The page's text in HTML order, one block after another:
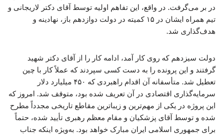
در بر می‌گرفت. در واقع، این تفاهم اولیه توسط آقای دکتر لاریجانی و
تیم همراه ایشان در ۱۵ کمیته در دولت دوازدهم باز، نهادینه و
هدف‌گذاری شد.
دولت سیزدهم که روی کار آمد، ادامه کار را از آقای دکتر شهید
گرفتند و این پرونده را به دست کسی سپردند که عملاً کار با چین
تعطیل شد. متأسفانه آن اقدام راهبردی که ۴۵۰ میلیارد دلار
سرمایه‌گذاری اقتصادی در آن تعریف شده بود، متوقف شد. امروز که
این پروژه در یکی از مهم‌ترین و زیباترین مقاطع تاریخی مجدداً مطرح
شده و توسط آقای پزشکیان و مقام معظم رهبری تأیید شده، حتماً
برای جمهوری اسلامی ایران مبارک خواهد بود. به‌ویژه اینکه جناب